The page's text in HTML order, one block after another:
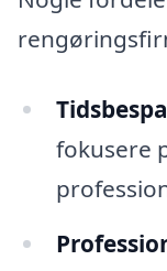
fokusere